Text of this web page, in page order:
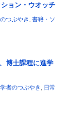
ョン・ウオッチ
つぶやき , 書籍・ソ
博士課程に進学
者のつぶやき , 日常